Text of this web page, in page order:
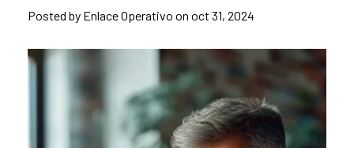
Posted by Enlace Operativo on oct 31, 2024